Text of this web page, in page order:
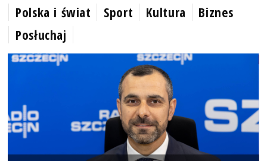
Polska i świat Sport Kultura
Biznes
Posłuchaj